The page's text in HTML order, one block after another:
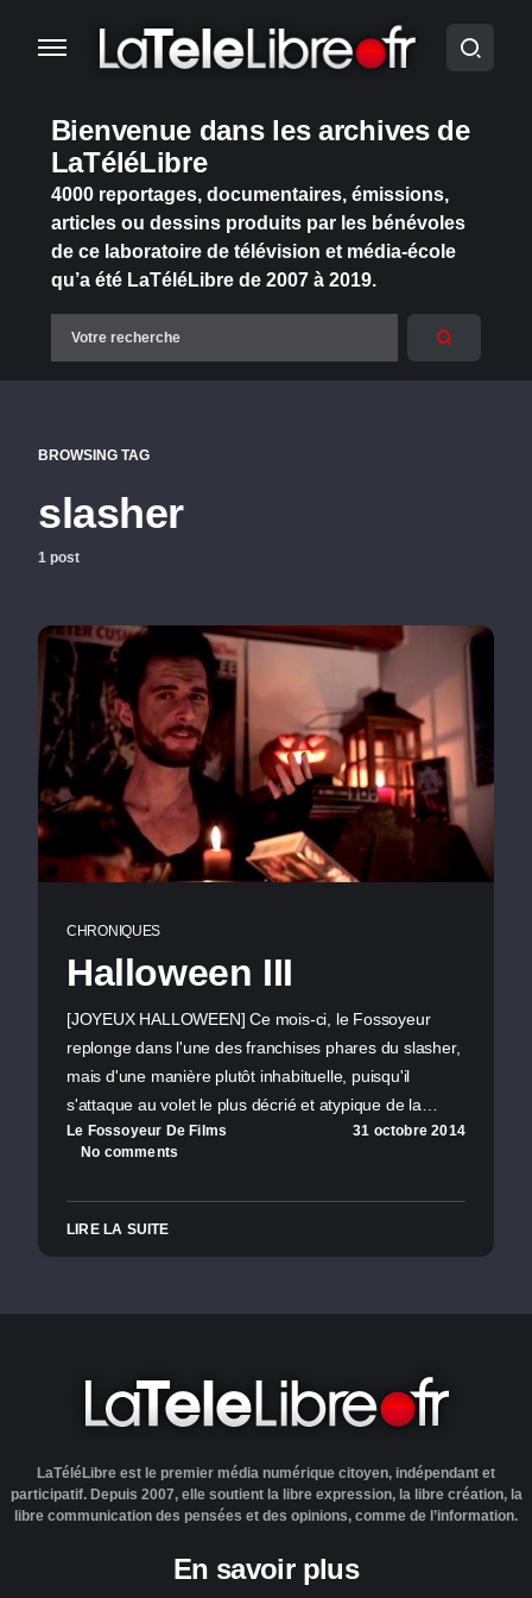
Bienvenue dans les archives de
LaTéléLibre
4000 reportages, documentaires, émissions,
articles ou dessins produits par les bénévoles
de ce laboratoire de télévision et média-école
qu’a été LaTéléLibre de 2007 à 2019.
BROWSING TAG
slasher
1 post
CHRONIQUES
Halloween III
[JOYEUX HALLOWEEN] Ce mois-ci, le Fossoyeur
replonge dans l'une des franchises phares du slasher,
mais d'une manière plutôt inhabituelle, puisqu'il
s'attaque au volet le plus décrié et atypique de la…
Le Fossoyeur De Films
31 octobre 2014
No comments
LIRE LA SUITE
LaTéléLibre est le premier média numérique citoyen, indépendant et
participatif. Depuis 2007, elle soutient la libre expression, la libre création, la
libre communication des pensées et des opinions, comme de l’information.
En savoir plus